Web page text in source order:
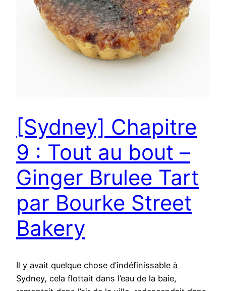
[Sydney] Chapitre
9 : Tout au bout –
Ginger Brulee Tart
par Bourke Street
Bakery
Il y avait quelque chose d’indéfinissable à
Sydney, cela flottait dans l’eau de la baie,